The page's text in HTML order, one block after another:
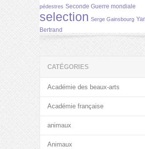
pédestres Seconde Guerre mondiale
selection Serge Gainsbourg
Bertrand
CATÉGORIES
Académie des beaux-arts
Académie française
animaux
Animaux